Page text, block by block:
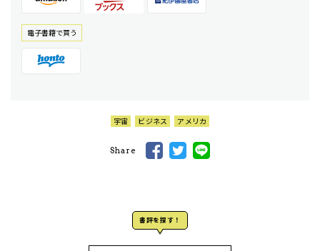
電⼦書籍で買う
宇宙 ビジネス アメリカ
Share
書評を探す！